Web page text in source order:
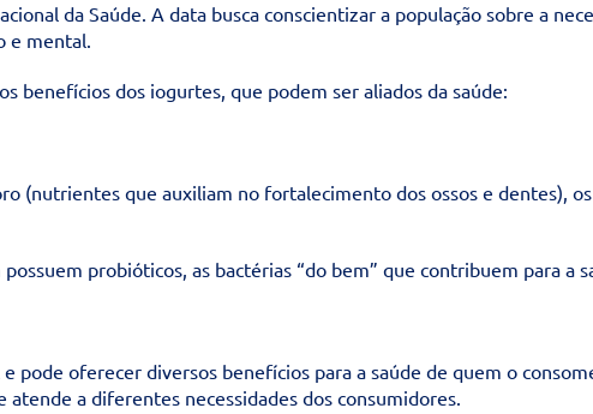
da Saúde. A data busca conscientizar a população sobre a
e mental.
benefícios dos iogurtes, que podem ser aliados da saúde:
(nutrientes que auxiliam no fortalecimento dos ossos e dentes),
probióticos, as bactérias “do bem” que contribuem para a
pode oferecer diversos benefícios para a saúde de quem o
a diferentes necessidades dos consumidores.